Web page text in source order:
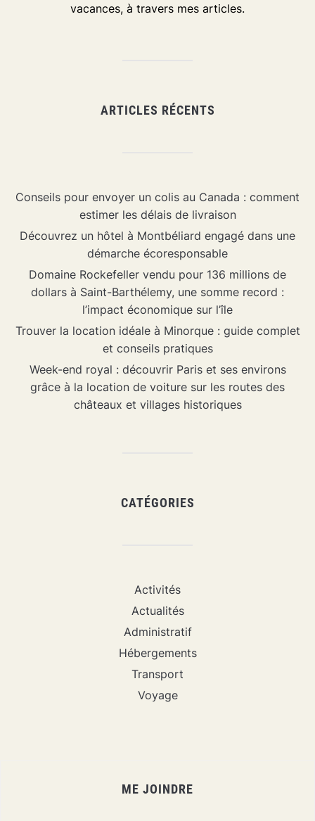
vacances, à travers mes articles.
ARTICLES RÉCENTS
Conseils pour envoyer un colis au Canada : comment
estimer les délais de livraison
Découvrez un hôtel à Montbéliard engagé dans une
démarche écoresponsable
Domaine Rockefeller vendu pour 136 millions de
dollars à Saint-Barthélemy, une somme record :
l’impact économique sur l’île
Trouver la location idéale à Minorque : guide complet
et conseils pratiques
Week-end royal : découvrir Paris et ses environs
grâce à la location de voiture sur les routes des
châteaux et villages historiques
CATÉGORIES
Activités
Actualités
Administratif
Hébergements
Transport
Voyage
ME JOINDRE